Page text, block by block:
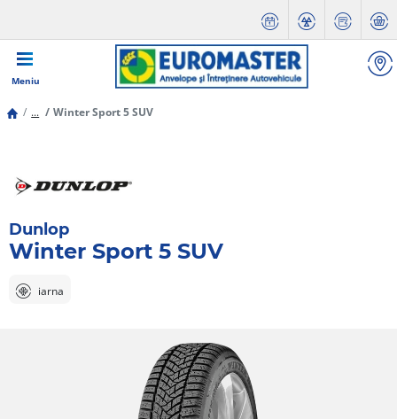
Meniu
... Winter Sport 5 SUV
Dunlop
Winter Sport 5 SUV
iarna